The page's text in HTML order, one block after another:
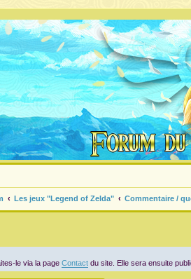
Les jeux "Legend of Zelda" Commentaire /
le via la page Contact du site. Elle sera ensuite